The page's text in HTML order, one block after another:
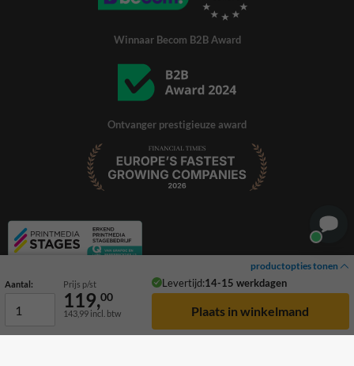
productopties tonen
Aantal: Prijs p/st Levertijd:14-15 werkdagen
119,00
143,99 incl. btw
Winnaar Becom B2B Award
Ontvanger prestigieuze award
© 2026 TrafficSupply. Alle rechten voorbehouden.